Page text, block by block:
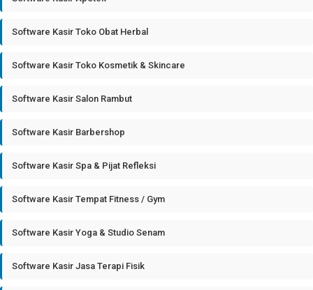
Software Kasir Toko Obat Herbal
Software Kasir Toko Kosmetik & Skincare
Software Kasir Salon Rambut
Software Kasir Barbershop
Software Kasir Spa & Pijat Refleksi
Software Kasir Tempat Fitness / Gym
Software Kasir Yoga & Studio Senam
Software Kasir Jasa Terapi Fisik